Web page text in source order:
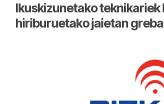
Ikuskizunetako teknikariek
hiriburuetako jaietan